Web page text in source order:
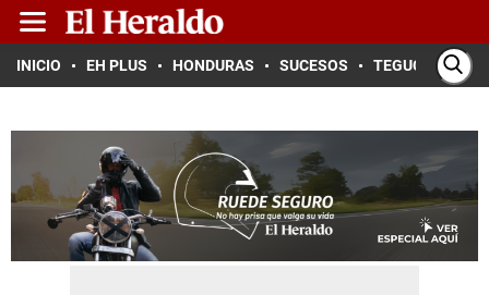
INICIO EH PLUS HONDURAS SUCESOS TEGUCIGALPA